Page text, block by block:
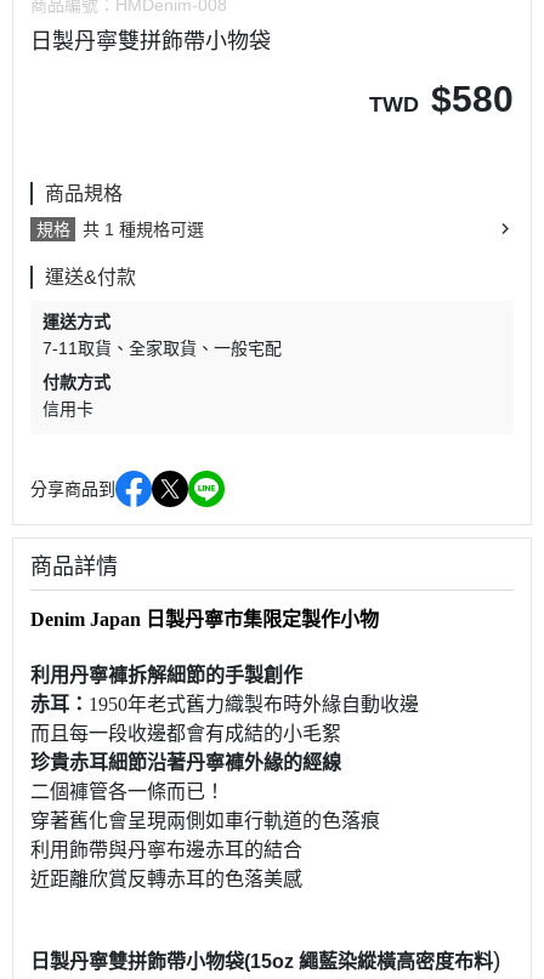
商品編號： HMDenim-008
日製丹寧雙拼飾帶小物袋
TWD $580
商品規格
規格 共 1 種規格可選
運送&付款
運送方式
7-11取貨
全家取貨
一般宅配
付款方式
信用卡
分享商品到
商品詳情
Denim Japan 日製丹寧市集限定製作小物
利用丹寧褲拆解細節的手製創作
赤耳： 1950年老式舊力織製布時外緣自動收邊
而且每一段收邊都會有成結的小毛絮
珍貴赤耳細節沿著丹寧褲外緣的經線
二個褲管各一條而已！
穿著舊化會呈現兩側如車行軌道的色落痕
利用飾帶與丹寧布邊赤耳的結合
近距離欣賞反轉赤耳的色落美感
日製丹寧雙拼飾帶小物袋(15oz 繩藍染縱橫高密度布料)